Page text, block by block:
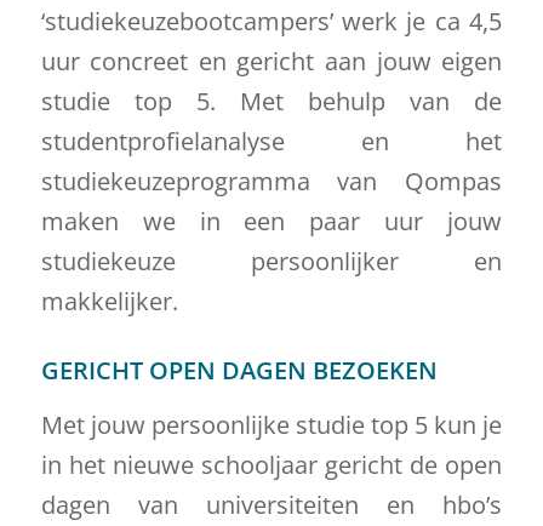
‘studiekeuzebootcampers’ werk je ca 4,5
uur concreet en gericht aan jouw eigen
studie top 5. Met behulp van de
studentprofielanalyse en het
studiekeuzeprogramma van Qompas
maken we in een paar uur jouw
studiekeuze persoonlijker en
makkelijker.
GERICHT OPEN DAGEN BEZOEKEN
Met jouw persoonlijke studie top 5 kun je
in het nieuwe schooljaar gericht de open
dagen van universiteiten en hbo’s